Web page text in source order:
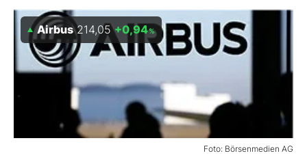
BO-Musterdepots
Experten
Mein B:O
Mein Konto
Foto: Börsenmedien AG
Airbus 214,05 +0,94%